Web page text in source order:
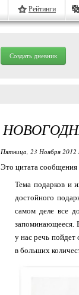
Рейтинги
Создать дневник
Пятница, 23 Ноября 2012
Это цитата сообщения
Тема подарков и
достойного
самом деле все
запоминающееся.
у нас речь пойдет
в больших